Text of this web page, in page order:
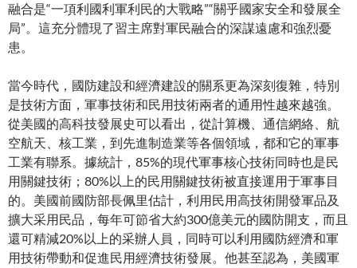
融合是“一項利國利軍利民的大戰略”“關乎國家安全和發展全
局”。這充分體現了習主席對軍民融合的深謀遠慮和強烈憂
患。
當今時代，國防建設和經濟建設的關系更為深刻復雜，特別
是技術方面，軍事技術和民用技術兩者的通用性越來越強。
從美國的高科技發展史可以看出，從計算機、通信網絡、航
空航天、核工業，到先進制造業等各個領域，都和它的軍事
工業有聯系。據統計，85%的現代軍事核心技術同時也是民
用關鍵技術；80%以上的民用關鍵技術被直接運用于軍事目
的。美國前國防部長佩里估計，利用民用高技術開發軍品及
擴大采用民品，每年可節省大約300億美元的國防開支，而且
還可精減20%以上的采辦人員，同時可以利用國防經濟和軍
用技術帶動和促進民用經濟技術發展。他甚至認為，美國軍